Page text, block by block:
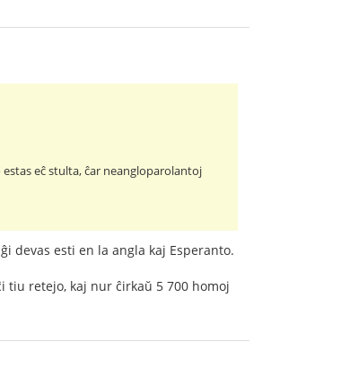
eĉ stulta, ĉar neangloparolantoj
devas esti en la angla kaj Esperanto.
tiu retejo, kaj nur ĉirkaŭ 5 700 homoj